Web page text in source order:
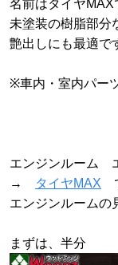
名前はタイヤMAX
未塗装の樹脂部分
艶出しにも最適で
※車内・室内パー
エンジンルーム
→
タイヤMAX
エンジンルームの
まずは、半分